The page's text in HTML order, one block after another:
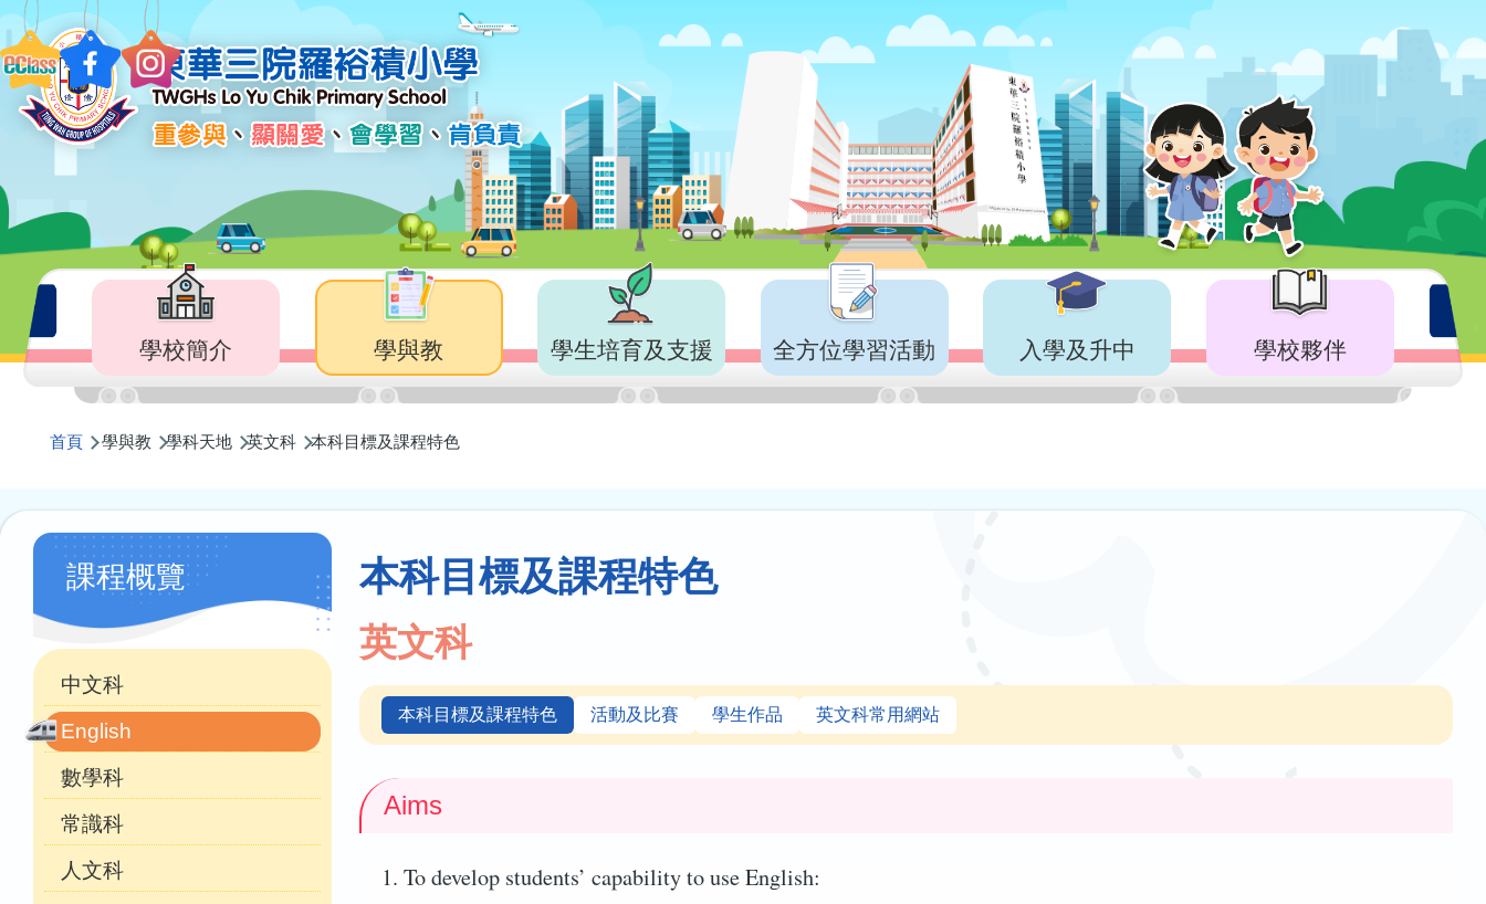
移至主內容
Main
navigation
學校簡介 學與教 學生培育及支援 全方位學習活動 入學及升中 學校夥伴
導
航
連
結
首頁 學與教 學科天地 英文科 本科目標及課程特色
本科目標及課程特色
英文科
本科目標及課程特色 活動及比賽 學生作品 英文科常用網站
Aims
To develop students’ capability to use English:
學
科
天
地
課程概覽
中文科
English
數學科
常識科
人文科